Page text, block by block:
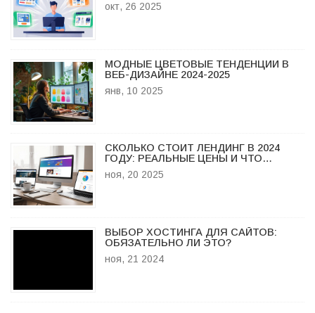
окт, 26 2025
МОДНЫЕ ЦВЕТОВЫЕ ТЕНДЕНЦИИ В
ВЕБ-ДИЗАЙНЕ 2024-2025
янв, 10 2025
СКОЛЬКО СТОИТ ЛЕНДИНГ В 2024
ГОДУ: РЕАЛЬНЫЕ ЦЕНЫ И ЧТО
ВЛИЯЕТ НА СТОИМОСТЬ
ноя, 20 2025
ВЫБОР ХОСТИНГА ДЛЯ САЙТОВ:
ОБЯЗАТЕЛЬНО ЛИ ЭТО?
ноя, 21 2024